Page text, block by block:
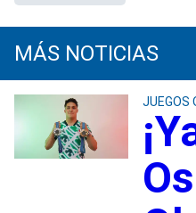
MÁS NOTICIAS
JUEGOS